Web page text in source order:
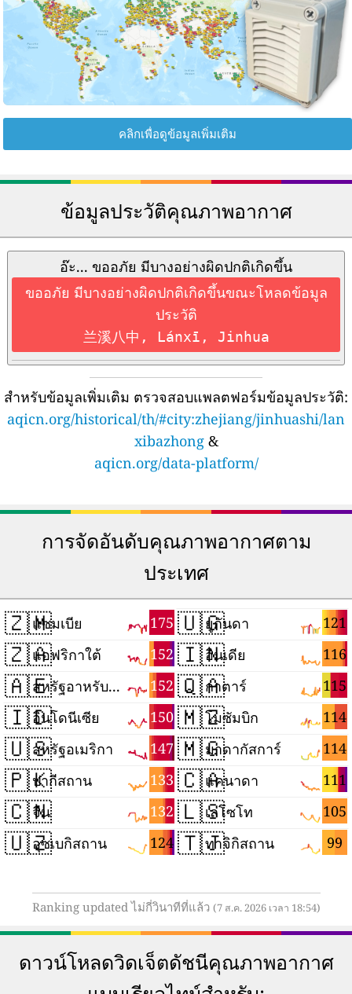
คลิกเพื่อดูข้อมูลเพิ่มเติม
ข้อมูลประวัติคุณภาพอากาศ
อ๊ะ... ขออภัย มีบางอย่างผิดปกติเกิดขึ้น
ขออภัย มีบางอย่างผิดปกติเกิดขึ้นขณะโหลดข้อมูล
ประวัติ
兰溪八中, Lánxī, Jinhua
สำหรับข้อมูลเพิ่มเติม ตรวจสอบแพลตฟอร์มข้อมูลประวัติ:
aqicn.org/historical/th/#city:zhejiang/jinhuashi/lan
xibazhong&
aqicn.org/data-platform/
การจัดอันดับคุณภาพอากาศตาม
ประเทศ
🇿🇲 175
แซมเบีย
🇿🇦 152
แอฟริกาใต้
🇦🇪 152
สหรัฐอาหรับเอมิเรตส์
🇮🇩 150
อินโดนีเซีย
🇺🇸 147
สหรัฐอเมริกา
🇵🇰 133
ปากีสถาน
🇨🇳 132
จีน
🇺🇿 124
อุซเบกิสถาน
🇺🇬 121
ยูกันดา
🇮🇳 116
อินเดีย
🇶🇦 115
กาตาร์
🇲🇿 114
โมซัมบิก
🇲🇬 114
มาดากัสการ์
🇨🇦 111
แคนาดา
🇱🇸 105
เลโซโท
🇹🇯 99
ทาจิกิสถาน
Ranking updated ไม่กี่วินาทีที่แล้ว (7 ส.ค. 2026 เวลา 18:54)
ดาวน์โหลดวิดเจ็ตดัชนีคุณภาพอากาศ